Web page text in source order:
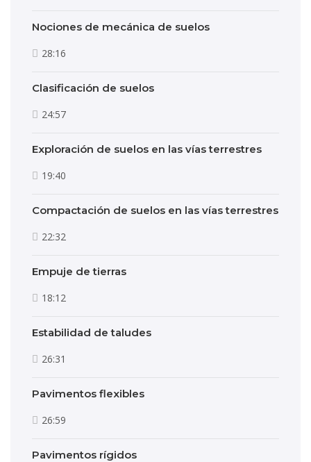
Nociones de mecánica de suelos
28:16
Clasificación de suelos
24:57
Exploración de suelos en las vías terrestres
19:40
Compactación de suelos en las vías terrestres
22:32
Empuje de tierras
18:12
Estabilidad de taludes
26:31
Pavimentos flexibles
26:59
Pavimentos rígidos